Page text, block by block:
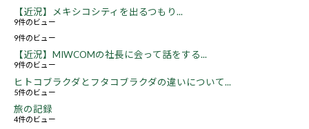
【近況】メキシコシティを出るつもり...
9件のビュー
9件のビュー
【近況】MIWCOMの社長に会って話をする...
9件のビュー
ヒトコブラクダとフタコブラクダの違いについて...
5件のビュー
旅の記録
4件のビュー